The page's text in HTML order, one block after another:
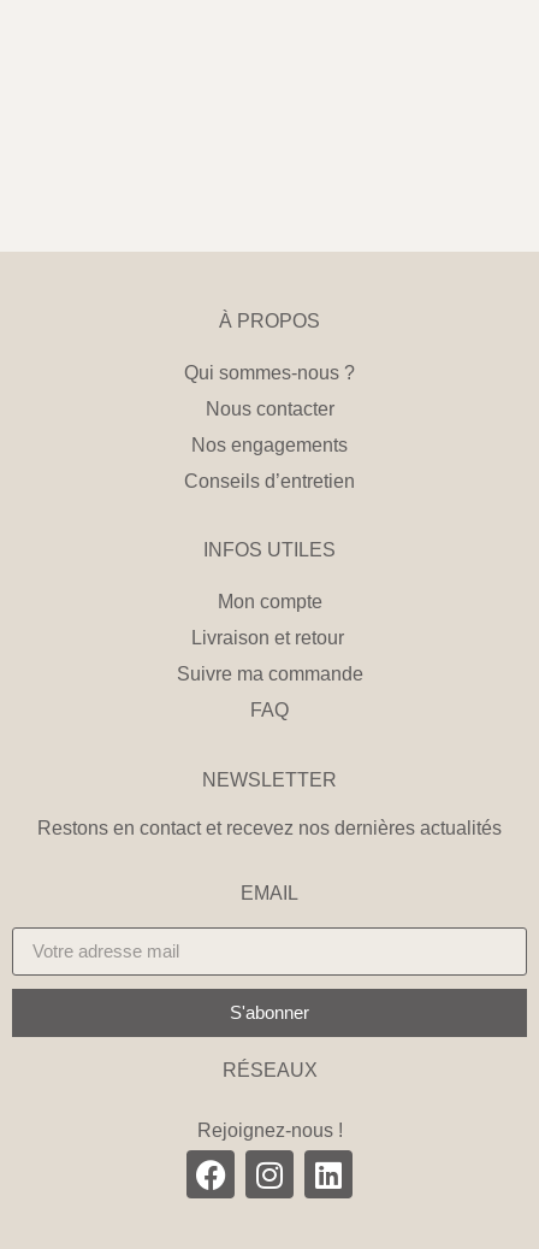
À PROPOS
Qui sommes-nous ?
Nous contacter
Nos engagements
Conseils d’entretien
INFOS UTILES
Mon compte
Livraison et retour
Suivre ma commande
FAQ
NEWSLETTER
Restons en contact et recevez nos dernières actualités
EMAIL
S'abonner
RÉSEAUX
Rejoignez-nous !